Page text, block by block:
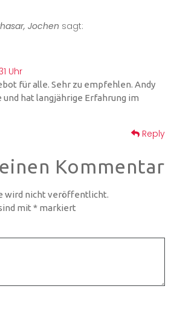
Jochen sagt:
Uhr
für alle. Sehr zu empfehlen. Andy
hat langjährige Erfahrung im
Reply
Kommentar
wird nicht veröffentlicht.
mit * markiert